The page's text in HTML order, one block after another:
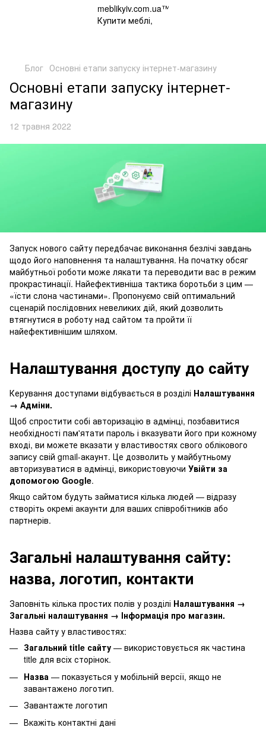
Блог Основні етапи запуску інтернет-магазину
Основні етапи запуску інтернет-
магазину
12 травня 2022
Запуск нового сайту передбачає виконання безлічі завдань
щодо його наповнення та налаштування. На початку обсяг
майбутньої роботи може лякати та переводити вас в режим
прокрастинації. Найефективніша тактика боротьби з цим —
«їсти слона частинами». Пропонуємо свій оптимальний
сценарій послідовних невеликих дій, який дозволить
втягнутися в роботу над сайтом та пройти її
найефективнішим шляхом.
Налаштування доступу до сайту
Керування доступами відбувається в розділі Налаштування
→ Адміни.
Щоб спростити собі авторизацію в адмінці, позбавитися
необхідності пам'ятати пароль і вказувати його при кожному
вході, ви можете вказати у властивостях свого облікового
запису свій gmail-акаунт. Це дозволить у майбутньому
авторизуватися в адмінці, використовуючи Увійти за
допомогою Google.
Якщо сайтом будуть займатися кілька людей — відразу
створіть окремі акаунти для ваших співробітників або
партнерів.
Загальні налаштування сайту:
назва, логотип, контакти
Заповніть кілька простих полів у розділі Налаштування →
Загальні налаштування → Інформація про магазин.
Назва сайту у властивостях:
Загальний title сайту — використовується як частина
title для всіх сторінок.
Назва — показується у мобільній версії, якщо не
завантажено логотип.
Завантажте логотип
Вкажіть контактні дані